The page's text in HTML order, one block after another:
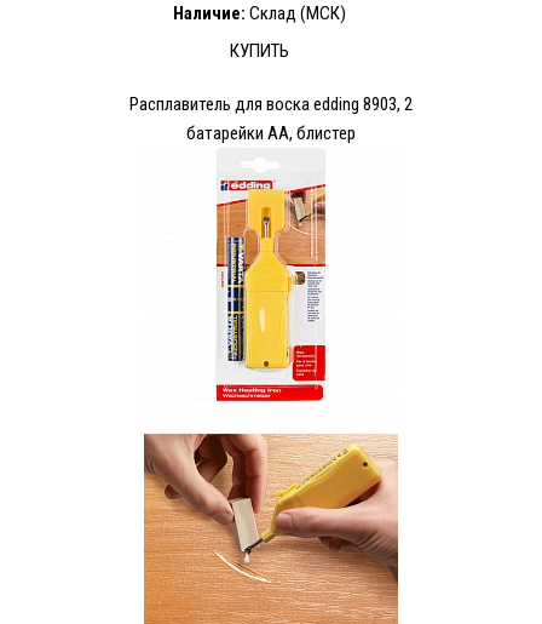
Наличие: Склад (МСК)
КУПИТЬ
Расплавитель для воска edding 8903, 2
батарейки АА, блистер